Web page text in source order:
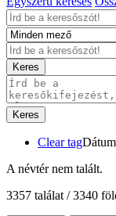
Keres
Keres
Clear tag
A névtér nem talált.
3357 találat / 3340